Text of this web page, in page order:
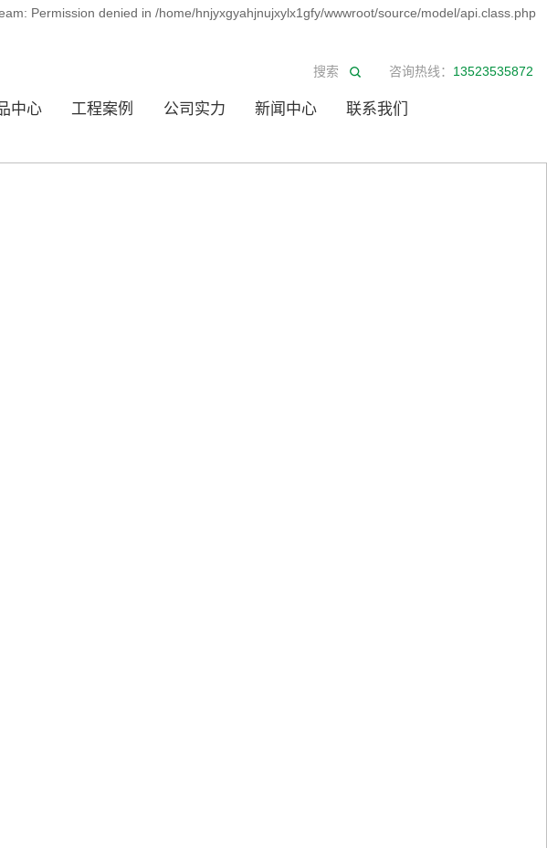
Permission denied in /home/hnjyxgyahjnujxylx1gfy/wwwroot/source/model/api.class.php
咨询热线： 13523535872
中心 工程案例 公司实力 新闻中心 联系我们